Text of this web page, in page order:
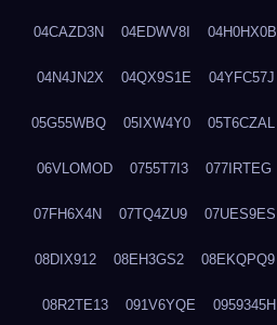
04CAZD3N 04EDWV8I 04H0HX0B
04N4JN2X 04QX9S1E 04YFC57J
05G55WBQ 05IXW4Y0 05T6CZAL
06VLOMOD 0755T7I3 077IRTEG
07FH6X4N 07TQ4ZU9 07UES9ES
08DIX912 08EH3GS2 08EKQPQ9
08R2TE13 091V6YQE 0959345H